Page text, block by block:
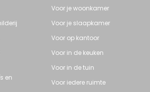
en
Voor je woonkamer
Voor je slaapkamer
Voor op kantoor
Voor in de keuken
Voor in de tuin
Voor iedere ruimte